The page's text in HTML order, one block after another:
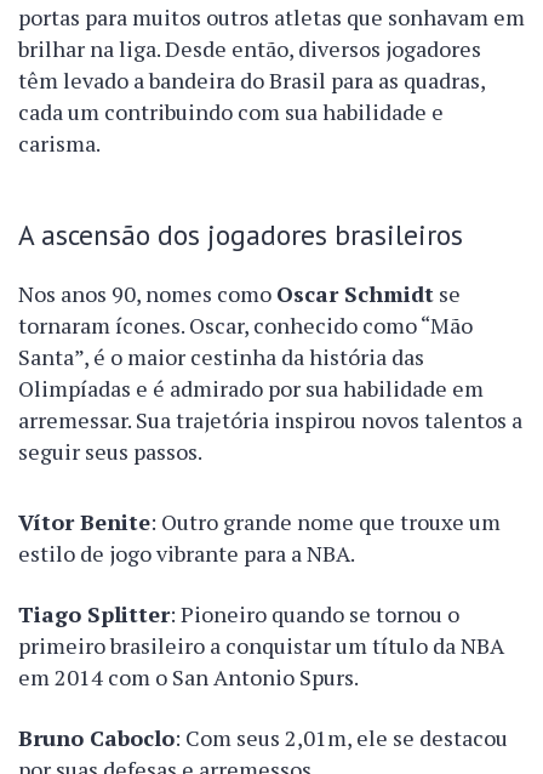
portas para muitos outros atletas que sonhavam em
brilhar na liga. Desde então, diversos jogadores
têm levado a bandeira do Brasil para as quadras,
cada um contribuindo com sua habilidade e
carisma.
A ascensão dos jogadores brasileiros
Nos anos 90, nomes como Oscar Schmidt se
tornaram ícones. Oscar, conhecido como “Mão
Santa”, é o maior cestinha da história das
Olimpíadas e é admirado por sua habilidade em
arremessar. Sua trajetória inspirou novos talentos a
seguir seus passos.
Vítor Benite: Outro grande nome que trouxe um
estilo de jogo vibrante para a NBA.
Tiago Splitter: Pioneiro quando se tornou o
primeiro brasileiro a conquistar um título da NBA
em 2014 com o San Antonio Spurs.
Bruno Caboclo: Com seus 2,01m, ele se destacou